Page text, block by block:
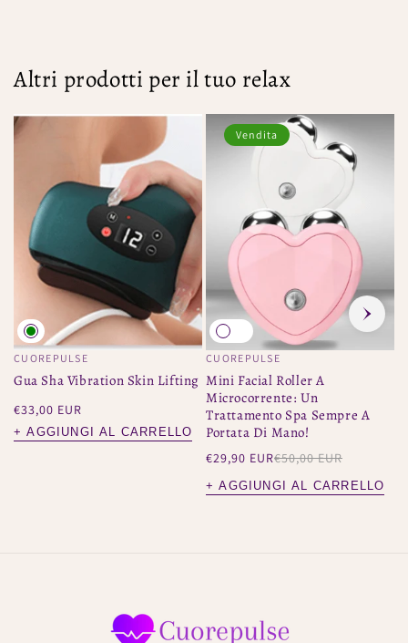
Altri prodotti per il tuo relax
Venditore:
CUOREPULSE
Gua Sha Vibration Skin Lifting
Prezzo
regolare
€33,00 EUR
+ AGGIUNGI AL CARRELLO
Vendita
Venditore:
CUOREPULSE
Mini Facial Roller A
Microcorrente: Un
Trattamento Spa Sempre A
Portata Di Mano!
Prezzo
vendita
€29,90 EUR
Prezzo €50,00 EUR
+ AGGIUNGI AL CARRELLO